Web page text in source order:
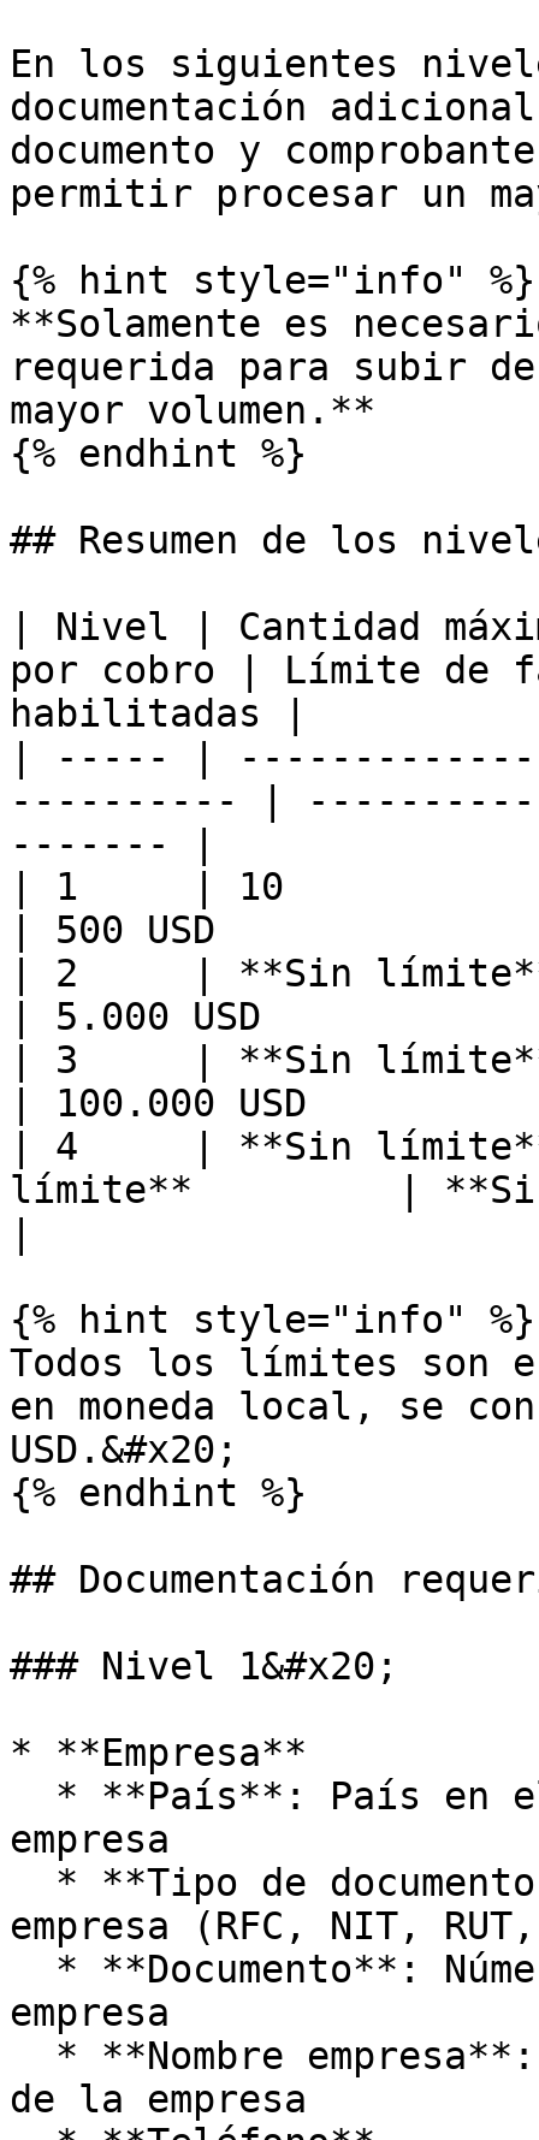
En los siguientes
documentación
documento y
permitir procesar un
{% hint style="info" %}
**Solamente es
requerida para subir
mayor volumen.**
{% endhint %}
## Resumen de los
| Nivel | Cantidad
por cobro | Límite de
habilitadas |
| ----- |
---------- |
------- |
| 1     | 10
| 500 USD
| 2     | **Sin
| 5.000 USD
| 3     | **Sin
| 100.000 USD
| 4     | **Sin
límite**         |
{% hint style="info" %}
Todos los límites son
en moneda local, se
USD.&#x20;
{% endhint %}
## Documentación
### Nivel 1&#x20;
* **Empresa**
empresa
empresa (RFC, NIT,
empresa
de la empresa